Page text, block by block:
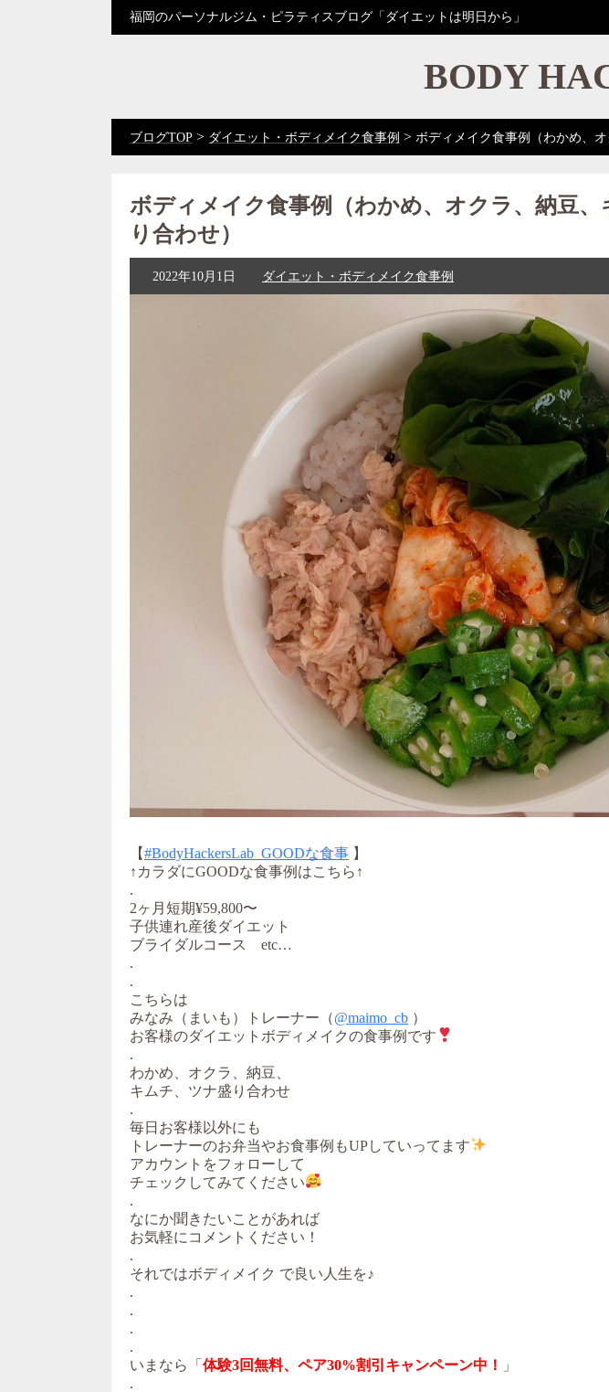
福岡のパーソナルジム・ピラティスブログ「ダイエットは明日から」
BODY
ブログTOP > ダイエット・ボディメイク食事例 > ボディメイク食事例（わかめ、
ボディメイク食事例（わかめ、オクラ、納豆
り合わせ）
2022年10月1日 ダイエット・ボディメイク食事例
【#BodyHackersLab_GOODな食事 】
↑カラダにGOODな食事例はこちら↑
.
2ヶ月短期¥59,800〜
子供連れ産後ダイエット
ブライダルコース etc…
.
.
こちらは
みなみ（まいも）トレーナー（@maimo_cb ）
お客様のダイエットボディメイクの食事例です
.
わかめ、オクラ、納豆、
キムチ、ツナ盛り合わせ
.
毎日お客様以外にも
トレーナーのお弁当やお食事例もUPしていってます
アカウントをフォローして
チェックしてみてください
.
なにか聞きたいことがあれば
お気軽にコメントください！
.
それではボディメイク で良い人生を♪
.
.
.
.
いまなら「 体験3回無料、ペア30%割引キャンペーン中！
」
.